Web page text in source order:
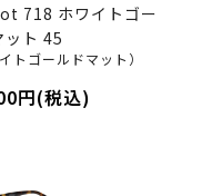
718 ホワイトゴー
ット 45
トゴールドマット）
円(税込)